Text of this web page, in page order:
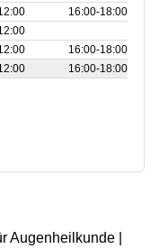
16:00‑18:00
16:00‑18:00
16:00‑18:00
Augenheilkunde |